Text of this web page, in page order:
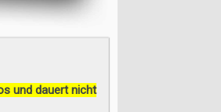
und dauert nicht